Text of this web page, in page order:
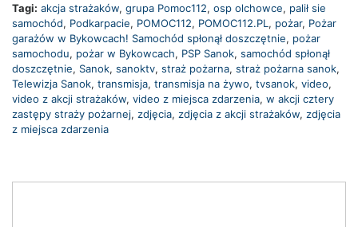
Tagi: akcja strażaków, grupa Pomoc112, osp olchowce, palił sie
samochód, Podkarpacie, POMOC112, POMOC112.PL , pożar, Pożar
garażów w Bykowcach! Samochód spłonął doszczętnie, pożar
samochodu, pożar w Bykowcach, PSP Sanok, samochód spłonął
doszczętnie, Sanok, sanoktv, straż pożarna, straż pożarna sanok,
Telewizja Sanok, transmisja, transmisja na żywo, tvsanok, video,
video z akcji strażaków, video z miejsca zdarzenia, w akcji cztery
zastępy straży pożarnej, zdjęcia, zdjęcia z akcji strażaków, zdjęcia
z miejsca zdarzenia